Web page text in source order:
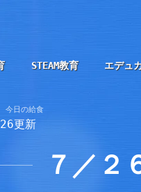
STEAM教育 エデュ
今日の給食
更新
７／